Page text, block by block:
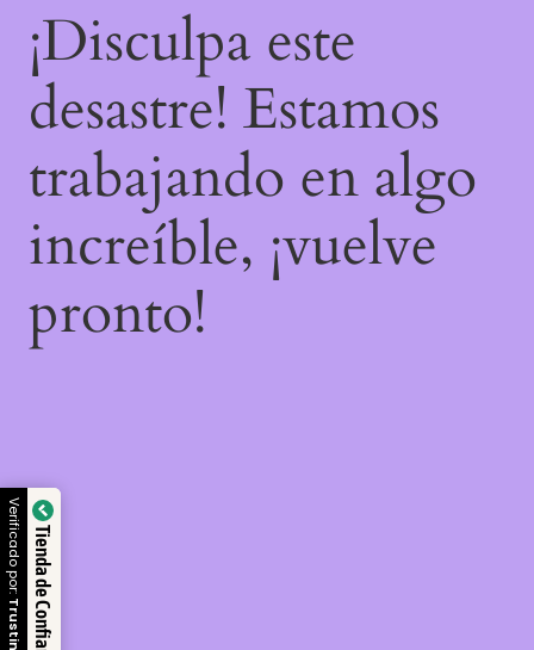
¡Disculpa este
desastre! Estamos
trabajando en algo
increíble, ¡vuelve
pronto!
Tienda de Confianza
Verificado por: